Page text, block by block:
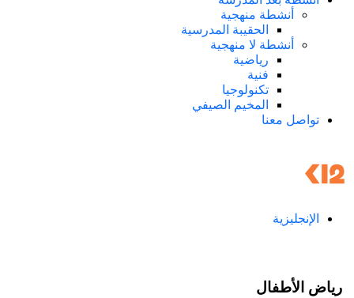
أنشطة منهجية
الحقيبة المدرسية
أنشطة لا منهجية
رياضية
فنية
تكنولوجيا
المخيم الصيفي
تواصل معنا
الإنجليزية
رياض الأطفال